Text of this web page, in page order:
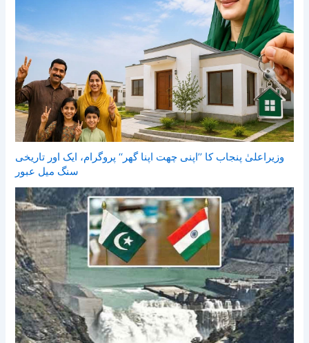
وزیراعلیٰ پنجاب کا ’’اپنی چھت اپنا گھر‘‘ پروگرام، ایک اور تاریخی
سنگ میل عبور